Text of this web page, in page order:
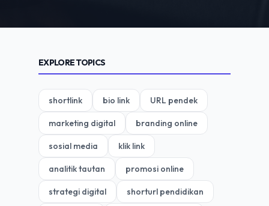
EXPLORE TOPICS
shortlink bio link URL pendek
marketing digital branding online
sosial media klik link
analitik tautan promosi online
strategi digital shorturl pendidikan